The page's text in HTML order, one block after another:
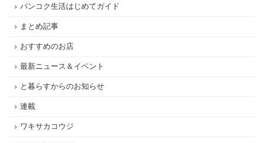
バンコク生活はじめてガイド
まとめ記事
おすすめのお店
最新ニュース＆イベント
と暮らすからのお知らせ
連載
ワキサカコウジ